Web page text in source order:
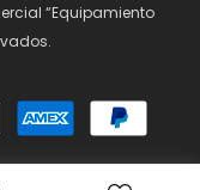
“Equipamiento